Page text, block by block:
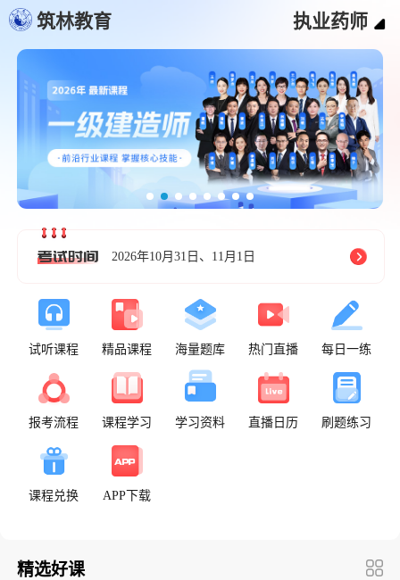
筑林教育 执业药师
2026年10月31日、11月1日
试听课程 精品课程 海量题库 热门直播 每日一练
报考流程 课程学习 学习资料 直播日历 刷题练习
课程兑换 APP下载
精选好课